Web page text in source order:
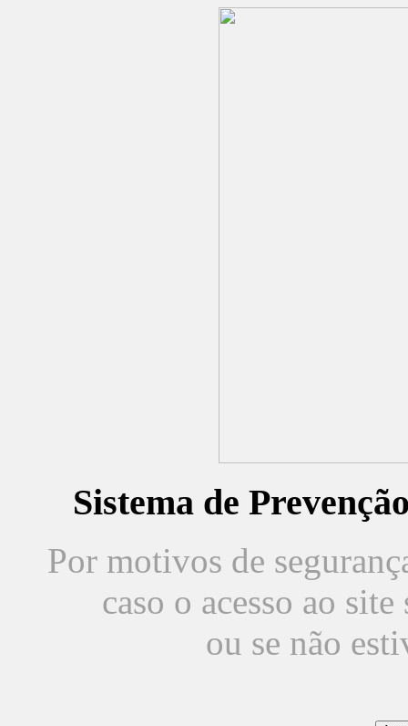
Sistema de
Por motivos de
caso o acesso ao
ou se não